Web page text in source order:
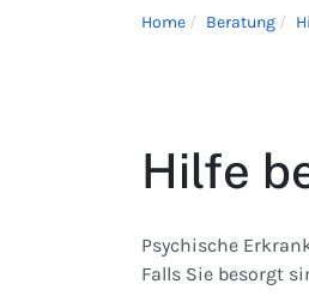
Home Beratung
Hilfe
Psychische
Falls Sie besorgt